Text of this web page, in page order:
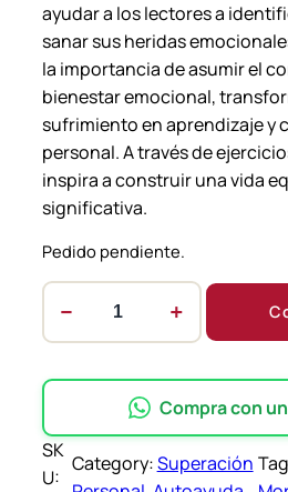
ayudar a los lectores a
sanar sus heridas
la importancia de asumir el
bienestar emocional,
sufrimiento en aprendizaje y
personal. A través de
inspira a construir una vida
significativa.
Pedido pendiente.
a
z
e
c
− +
Compra con
SK
U:
Category:Superación